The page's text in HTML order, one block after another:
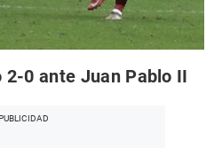
0 ante Juan Pablo II